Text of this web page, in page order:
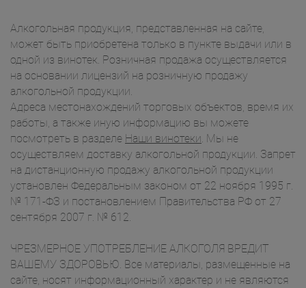
Алкогольная продукция, представленная на сайте,
может быть приобретена только в пункте выдачи или в
одной из винотек. Розничная продажа осуществляется
на основании лицензий на розничную продажу
алкогольной продукции.
Адреса местонахождений торговых объектов, время их
работы, а также иную информацию вы можете
посмотреть в разделе Наши винотеки . Мы не
осуществляем доставку алкогольной продукции. Запрет
на дистанционную продажу алкогольной продукции
установлен Федеральным законом от 22 ноября 1995 г.
№ 171-ФЗ и постановлением Правительства РФ от 27
сентября 2007 г. № 612.
ЧРЕЗМЕРНОЕ УПОТРЕБЛЕНИЕ АЛКОГОЛЯ ВРЕДИТ
ВАШЕМУ ЗДОРОВЬЮ. Все материалы, размещенные на
сайте, носят информационный характер и не являются